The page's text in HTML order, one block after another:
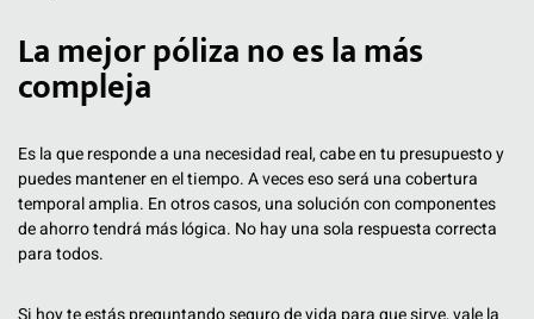
La mejor póliza no es la más
compleja
Es la que responde a una necesidad real, cabe en tu presupuesto y
puedes mantener en el tiempo. A veces eso será una cobertura
temporal amplia. En otros casos, una solución con componentes
de ahorro tendrá más lógica. No hay una sola respuesta correcta
para todos.